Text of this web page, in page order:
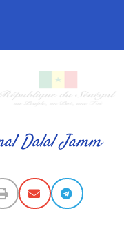
Dalal Jamm